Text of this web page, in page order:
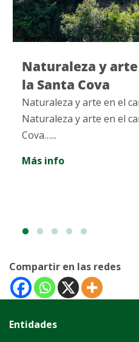
Naturaleza y
la Santa Cova
Naturaleza y arte en el
Naturaleza y arte en el
Cova…...
Más info
Compartir en las redes
Entidades